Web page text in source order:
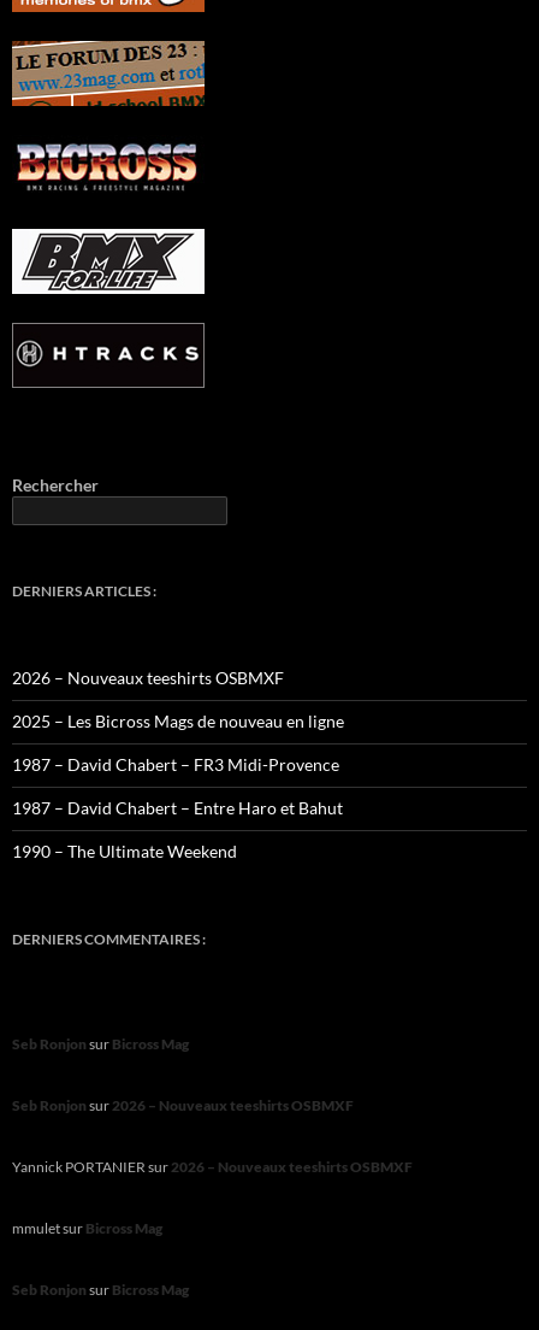
Rechercher
DERNIERS ARTICLES :
2026 – Nouveaux teeshirts OSBMXF
2025 – Les Bicross Mags de nouveau en ligne
1987 – David Chabert – FR3 Midi-Provence
1987 – David Chabert – Entre Haro et Bahut
1990 – The Ultimate Weekend
DERNIERS COMMENTAIRES :
Seb Ronjon sur Bicross Mag
Seb Ronjon sur2026 – Nouveaux teeshirts OSBMXF
Yannick PORTANIERsur2026 – Nouveaux teeshirts OSBMXF
mmuletsur Bicross Mag
Seb Ronjon sur Bicross Mag